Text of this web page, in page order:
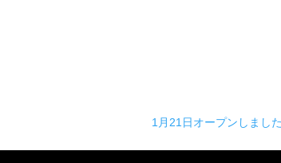
1月21日オープンしまし